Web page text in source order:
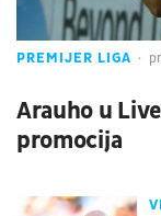
PREMIJER LIGA
Arauho u
promocija